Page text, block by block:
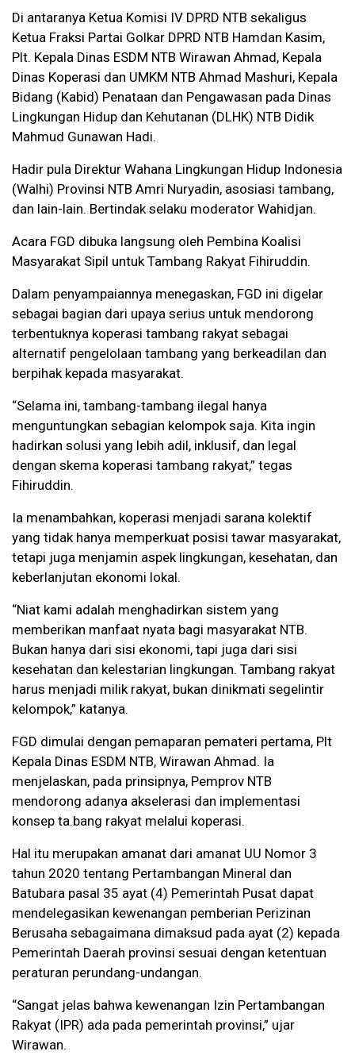
Di antaranya Ketua Komisi IV DPRD NTB sekaligus
Ketua Fraksi Partai Golkar DPRD NTB Hamdan Kasim,
Plt. Kepala Dinas ESDM NTB Wirawan Ahmad, Kepala
Dinas Koperasi dan UMKM NTB Ahmad Mashuri, Kepala
Bidang (Kabid) Penataan dan Pengawasan pada Dinas
Lingkungan Hidup dan Kehutanan (DLHK) NTB Didik
Mahmud Gunawan Hadi.
Hadir pula Direktur Wahana Lingkungan Hidup Indonesia
(Walhi) Provinsi NTB Amri Nuryadin, asosiasi tambang,
dan lain-lain. Bertindak selaku moderator Wahidjan.
Acara FGD dibuka langsung oleh Pembina Koalisi
Masyarakat Sipil untuk Tambang Rakyat Fihiruddin.
Dalam penyampaiannya menegaskan, FGD ini digelar
sebagai bagian dari upaya serius untuk mendorong
terbentuknya koperasi tambang rakyat sebagai
alternatif pengelolaan tambang yang berkeadilan dan
berpihak kepada masyarakat.
“Selama ini, tambang-tambang ilegal hanya
menguntungkan sebagian kelompok saja. Kita ingin
hadirkan solusi yang lebih adil, inklusif, dan legal
dengan skema koperasi tambang rakyat,” tegas
Fihiruddin.
Ia menambahkan, koperasi menjadi sarana kolektif
yang tidak hanya memperkuat posisi tawar masyarakat,
tetapi juga menjamin aspek lingkungan, kesehatan, dan
keberlanjutan ekonomi lokal.
“Niat kami adalah menghadirkan sistem yang
memberikan manfaat nyata bagi masyarakat NTB.
Bukan hanya dari sisi ekonomi, tapi juga dari sisi
kesehatan dan kelestarian lingkungan. Tambang rakyat
harus menjadi milik rakyat, bukan dinikmati segelintir
kelompok,” katanya.
FGD dimulai dengan pemaparan pemateri pertama, Plt
Kepala Dinas ESDM NTB, Wirawan Ahmad. Ia
menjelaskan, pada prinsipnya, Pemprov NTB
mendorong adanya akselerasi dan implementasi
konsep ta.bang rakyat melalui koperasi.
Hal itu merupakan amanat dari amanat UU Nomor 3
tahun 2020 tentang Pertambangan Mineral dan
Batubara pasal 35 ayat (4) Pemerintah Pusat dapat
mendelegasikan kewenangan pemberian Perizinan
Berusaha sebagaimana dimaksud pada ayat (2) kepada
Pemerintah Daerah provinsi sesuai dengan ketentuan
peraturan perundang-undangan.
“Sangat jelas bahwa kewenangan Izin Pertambangan
Rakyat (IPR) ada pada pemerintah provinsi,” ujar
Wirawan.